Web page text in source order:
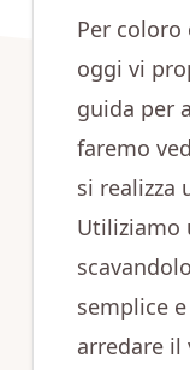
Per
oggi vi
guida per
faremo
si realizza
Utiliziamo
semplice
arredare